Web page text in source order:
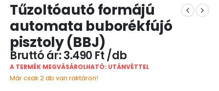
Tűzoltóautó formájú
automata buborékfújó
pisztoly (BBJ)
3.490 Ft
A TERMÉK MEGVÁSÁROLHATÓ: UTÁNVÉTTEL
Már csak 2 db van raktáron!